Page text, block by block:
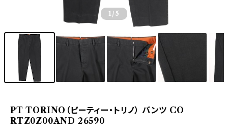
1 /5
PT TORINO（ピーティー・トリノ） パンツ CO
RTZ0Z00AND 26590